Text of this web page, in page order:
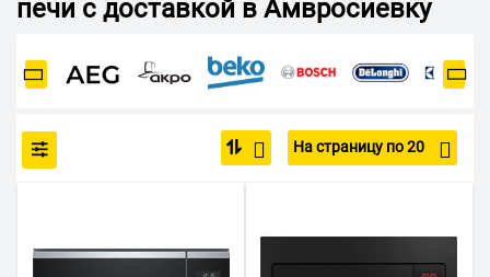
печи с доставкой в Амвросиевку
На страницу по 20